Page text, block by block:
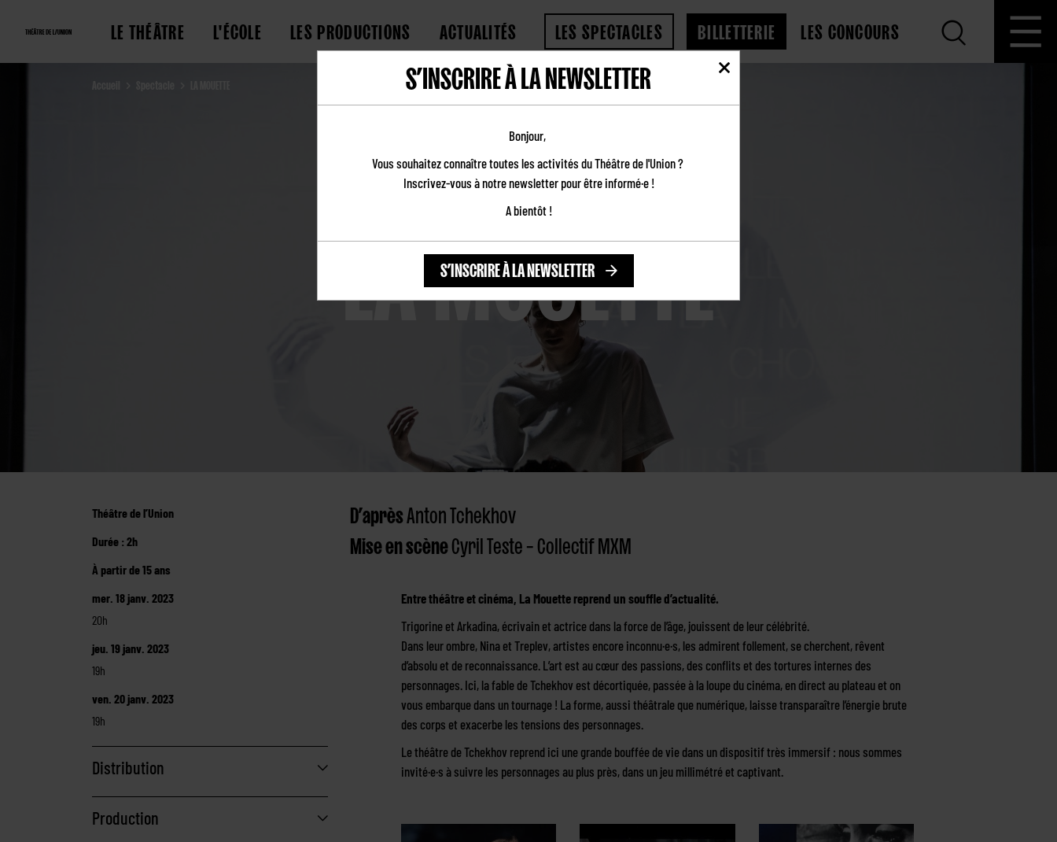
LE THÉÂTRE L'ÉCOLE LES PRODUCTIONS ACTUALITÉS LES SPECTACLES BILLETTERIE LES CONCOURS
LA MOUETTE
Théâtre de l’Union
Durée : 2h
À partir de 15 ans
mer. 18 janv. 2023
20h
jeu. 19 janv. 2023
19h
ven. 20 janv. 2023
19h
Distribution
Production
D’aprèsAnton Tchekhov
Mise en scèneCyril Teste – Collectif MXM
Entre théâtre et cinéma, La Mouette reprend un souffle d’actualité.
Trigorine et Arkadina, écrivain et actrice dans la force de l’âge, jouissent de leur célébrité.
Dans leur ombre, Nina et Treplev, artistes encore inconnu·e·s, les admirent follement, se cherchent, rêvent
d’absolu et de reconnaissance. L’art est au cœur des passions, des conflits et des tortures internes des
personnages. Ici, la fable de Tchekhov est décortiquée, passée à la loupe du cinéma, en direct au plateau et on
vous embarque dans un tournage ! La forme, aussi théâtrale que numérique, laisse transparaître l’énergie brute
des corps et exacerbe les tensions des personnages.
Le théâtre de Tchekhov reprend ici une grande bouffée de vie dans un dispositif très immersif : nous sommes
invité·e·s à suivre les personnages au plus près, dans un jeu millimétré et captivant.
S’INSCRIRE À LA NEWSLETTER
Bonjour,
Vous souhaitez connaître toutes les activités du Théâtre de l'Union ?
Inscrivez-vous à notre newsletter pour être informé·e !
A bientôt !
S’INSCRIRE À LA NEWSLETTER